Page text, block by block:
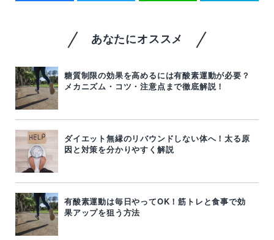
あなたにオススメ
糖質制限の効果を高めるには有酸素運動が必要？
メカニズム・コツ・注意点まで徹底解説！
ダイエット無縁のリバウンドしない体へ！太る原
因と対策を分かりやすく解説
有酸素運動は毎日やってOK！筋トレと食事で効
果アップを狙う方法